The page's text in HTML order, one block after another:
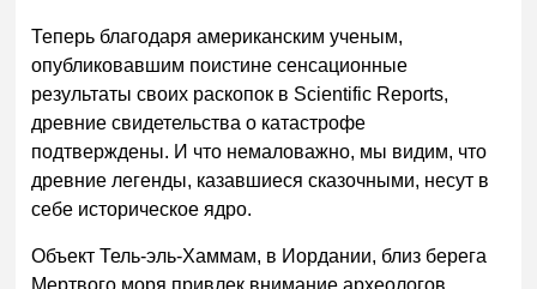
Теперь благодаря американским ученым,
опубликовавшим поистине сенсационные
результаты своих раскопок в Scientific Reports,
древние свидетельства о катастрофе
подтверждены. И что немаловажно, мы видим, что
древние легенды, казавшиеся сказочными, несут в
себе историческое ядро.
Объект Тель-эль-Хаммам, в Иордании, близ берега